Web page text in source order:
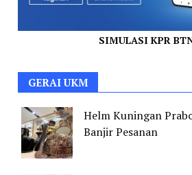
SIMULASI KPR
GERAI UKM
Helm Kuningan
Banjir Pesanan